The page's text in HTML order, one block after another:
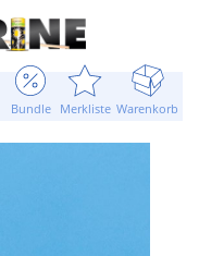
Bundle Merkliste Warenkorb